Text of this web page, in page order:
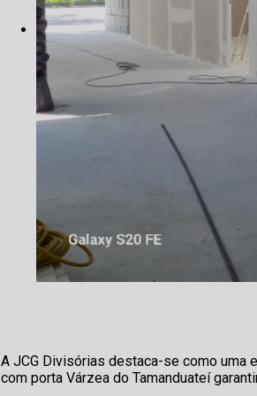
A JCG Divisórias destaca-se como uma
com porta Várzea do Tamanduateí